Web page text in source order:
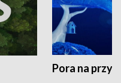
Pora na